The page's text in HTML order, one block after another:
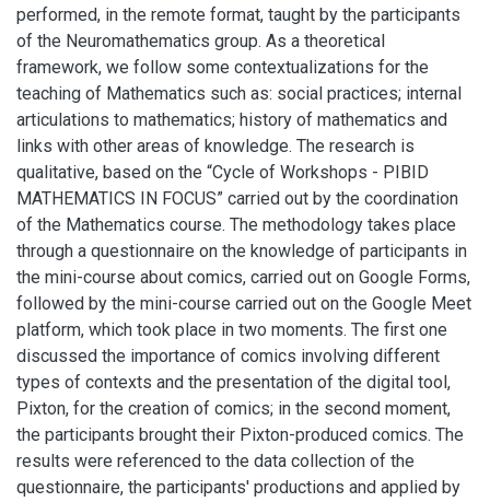
performed, in the remote format, taught by the participants
of the Neuromathematics group. As a theoretical
framework, we follow some contextualizations for the
teaching of Mathematics such as: social practices; internal
articulations to mathematics; history of mathematics and
links with other areas of knowledge. The research is
qualitative, based on the “Cycle of Workshops - PIBID
MATHEMATICS IN FOCUS” carried out by the coordination
of the Mathematics course. The methodology takes place
through a questionnaire on the knowledge of participants in
the mini-course about comics, carried out on Google Forms,
followed by the mini-course carried out on the Google Meet
platform, which took place in two moments. The first one
discussed the importance of comics involving different
types of contexts and the presentation of the digital tool,
Pixton, for the creation of comics; in the second moment,
the participants brought their Pixton-produced comics. The
results were referenced to the data collection of the
questionnaire, the participants' productions and applied by